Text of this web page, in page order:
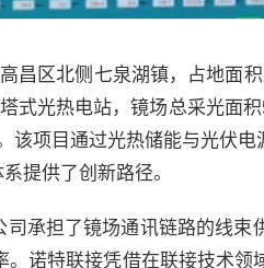
昌区北侧七泉湖镇，占地面
式光热电站，镜场总采光面
该项目通过光热储能与光伏
提供了创新路径。
承担了镜场通讯链路的线
诺特联接凭借在联接技术